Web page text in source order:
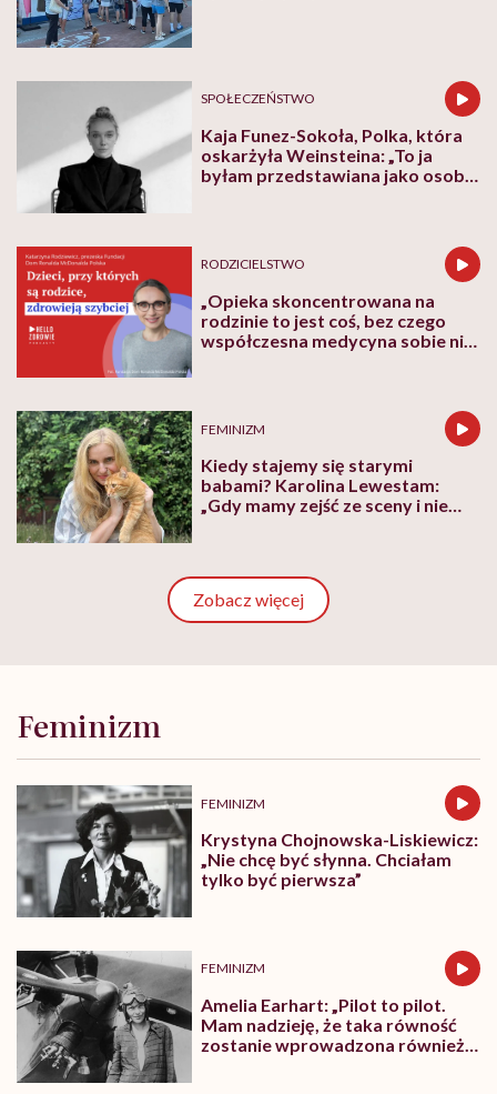
SPOŁECZEŃSTWO
Kaja Funez-Sokoła, Polka, która
oskarżyła Weinsteina: „To ja
byłam przedstawiana jako osoba,
RODZICIELSTWO
„Opieka skoncentrowana na
rodzinie to jest coś, bez czego
współczesna medycyna sobie nie
FEMINIZM
Kiedy stajemy się starymi
babami? Karolina Lewestam:
„Gdy mamy zejść ze sceny i nie
Zobacz więcej
Feminizm
FEMINIZM
Krystyna Chojnowska-Liskiewicz:
„Nie chcę być słynna. Chciałam
tylko być pierwsza”
FEMINIZM
Amelia Earhart: „Pilot to pilot.
Mam nadzieję, że taka równość
zostanie wprowadzona również